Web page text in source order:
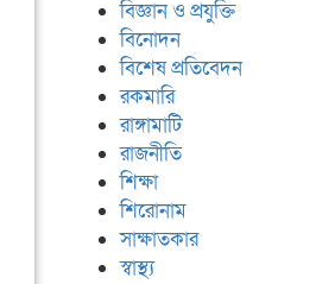
বিজ্ঞান ও প্রযুক্তি
বিনোদন
বিশেষ প্রতিবেদন
রকমারি
রাঙ্গামাটি
রাজনীতি
শিক্ষা
শিরোনাম
সাক্ষাতকার
স্বাস্থ্য